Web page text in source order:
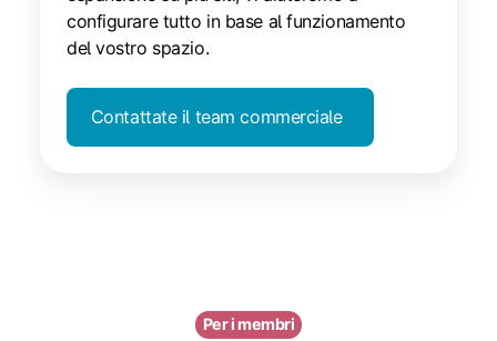
configurare tutto in base al funzionamento
del vostro spazio.
Contattate il team commerciale
Per i membri